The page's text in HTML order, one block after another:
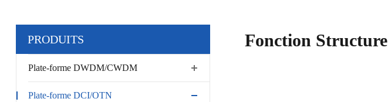
PRODUITS
Plate-forme DWDM/CWDM
Plate-forme DCI/OTN
Fonction Structure